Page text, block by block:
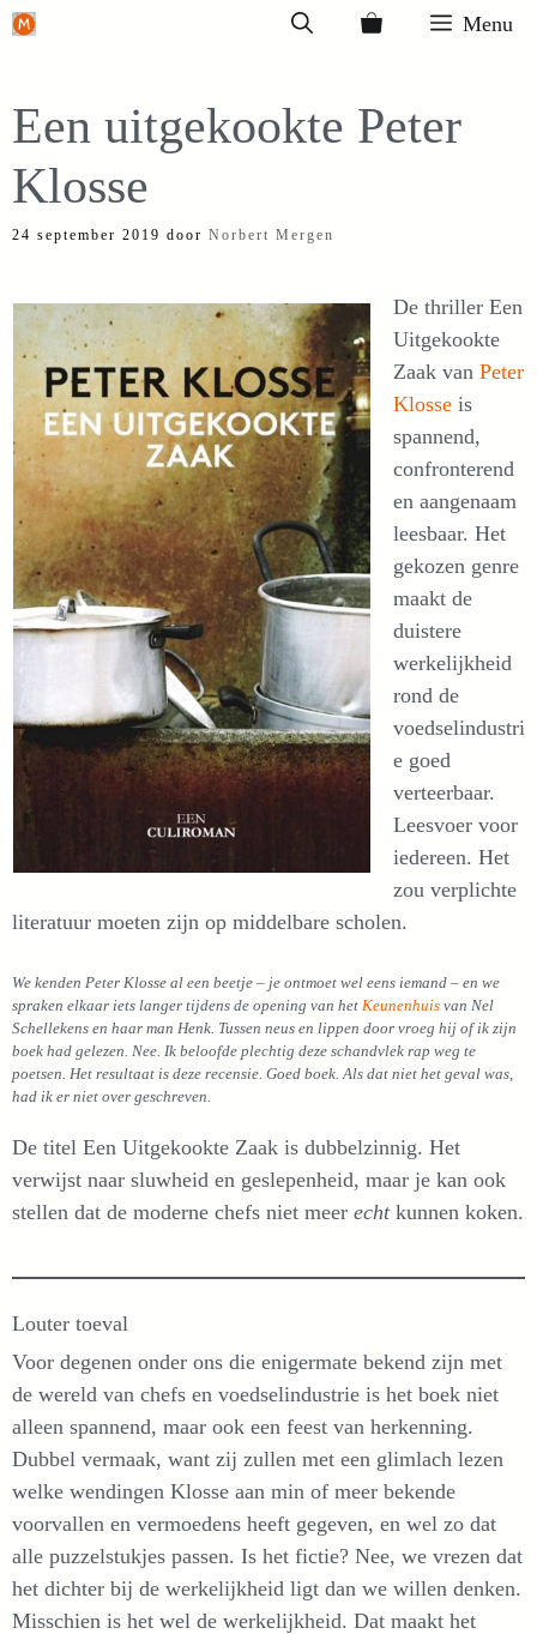
Ga
inhoud
Menu
Een uitgekookte Peter
Klosse
24 september 2019 door Norbert Mergen
De thriller Een
Uitgekookte
Zaak van Peter
Klosse is
spannend,
confronterend
en aangenaam
leesbaar. Het
gekozen genre
maakt de
duistere
werkelijkheid
rond de
voedselindustri
e goed
verteerbaar.
Leesvoer voor
iedereen. Het
zou verplichte
literatuur moeten zijn op middelbare scholen.
We kenden Peter Klosse al een beetje – je ontmoet wel eens iemand – en we
spraken elkaar iets langer tijdens de opening van het Keunenhuis van Nel
Schellekens en haar man Henk. Tussen neus en lippen door vroeg hij of ik zijn
boek had gelezen. Nee. Ik beloofde plechtig deze schandvlek rap weg te
poetsen. Het resultaat is deze recensie. Goed boek. Als dat niet het geval was,
had ik er niet over geschreven.
De titel Een Uitgekookte Zaak is dubbelzinnig. Het
verwijst naar sluwheid en geslepenheid, maar je kan ook
stellen dat de moderne chefs niet meer echtkunnen koken.
Louter toeval
Voor degenen onder ons die enigermate bekend zijn met
de wereld van chefs en voedselindustrie is het boek niet
alleen spannend, maar ook een feest van herkenning.
Dubbel vermaak, want zij zullen met een glimlach lezen
welke wendingen Klosse aan min of meer bekende
voorvallen en vermoedens heeft gegeven, en wel zo dat
alle puzzelstukjes passen. Is het fictie? Nee, we vrezen dat
het dichter bij de werkelijkheid ligt dan we willen denken.
Misschien is het wel de werkelijkheid. Dat maakt het